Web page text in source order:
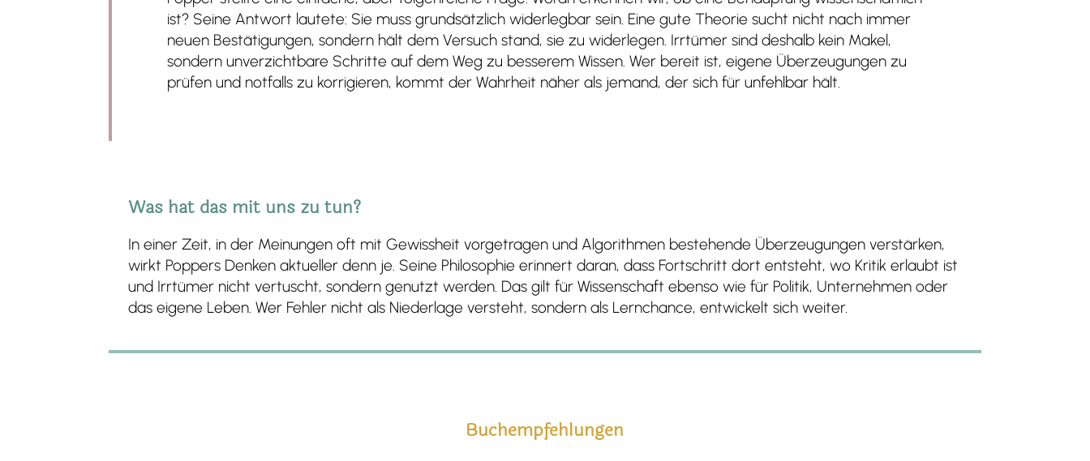
ist? Seine Antwort lautete: Sie muss grundsätzlich widerlegbar sein. Eine gute Theorie sucht nicht nach immer
neuen Bestätigungen, sondern hält dem Versuch stand, sie zu widerlegen. Irrtümer sind deshalb kein Makel,
sondern unverzichtbare Schritte auf dem Weg zu besserem Wissen. Wer bereit ist, eigene Überzeugungen zu
prüfen und notfalls zu korrigieren, kommt der Wahrheit näher als jemand, der sich für unfehlbar hält.
Was hat das mit uns zu tun?
In einer Zeit, in der Meinungen oft mit Gewissheit vorgetragen und Algorithmen bestehende Überzeugungen verstärken,
wirkt Poppers Denken aktueller denn je. Seine Philosophie erinnert daran, dass Fortschritt dort entsteht, wo Kritik erlaubt ist
und Irrtümer nicht vertuscht, sondern genutzt werden. Das gilt für Wissenschaft ebenso wie für Politik, Unternehmen oder
das eigene Leben. Wer Fehler nicht als Niederlage versteht, sondern als Lernchance, entwickelt sich weiter.
Buchempfehlungen